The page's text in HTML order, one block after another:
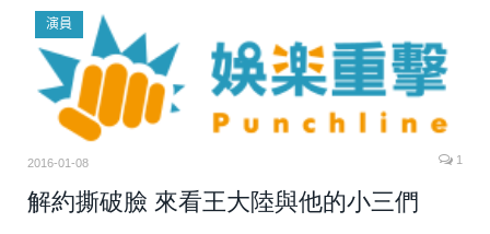
演員
2016-01-08 1
解約撕破臉 來看王大陸與他的小三們